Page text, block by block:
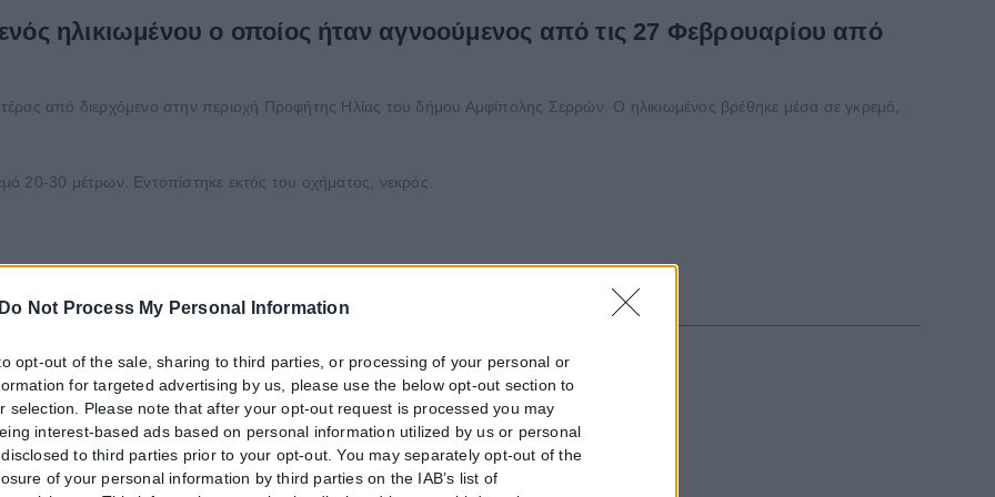
Do Not Process My Personal Information
opt-out of the sale, sharing to third parties, or processing of your personal or
for targeted advertising by us, please use the below opt-out section to
selection. Please note that after your opt-out request is processed you may
interest-based ads based on personal information utilized by us or personal
to third parties prior to your opt-out. You may separately opt-out of the
of your personal information by third parties on the IAB’s list of
ηλικιωμένου ο οποίος ήταν αγνοούμενος από τις 27 Φεβρουαρίου από
από διερχόμενο στην περιοχή Προφήτης Ηλίας του δήμου Αμφίπολης Σερρών. Ο ηλικιωμένος βρέθηκε μέσα σε γκρεμό,
20-30 μέτρων. Εντοπίστηκε εκτός του οχήματος, νεκρός.
ή διαβατήριο τα ταξίδια στο εξωτερικό
ταυτότητες παύουν να ισχύουν ως ταξιδιωτικά έγγραφα για το εξωτερικό, με...